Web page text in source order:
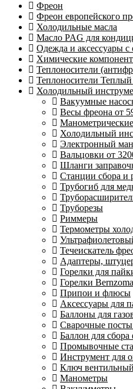
Фреон
Фреон европейского
Холодильные масла
Масло PAG для
Одежда и аксессуары
Химические
Теплоносители
Теплоносители
Холодильный
Вакуумные
Весы фреона от
Холодильный
Электронный
Вальцовки от
Шланги
Станции сбора и
Трубогиб для
Труборезы
Риммеры
Термометры
Течеискатель
Адаптеры,
Горелки для
Горелки
Припои и флюсы
Аксессуары для
Баллоны для
Сварочные
Баллон для
Промывочные
Инструмент для
Ключ вентильный
Манометры